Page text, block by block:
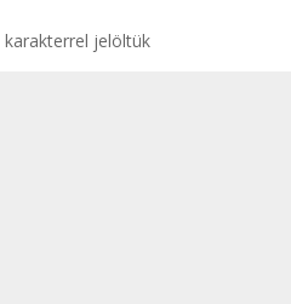
karakterrel jelöltük